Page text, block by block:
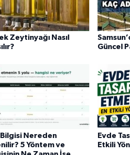
Zeytinyağı Nasıl
Güncel
Bilgisi Nereden
5 Yöntem ve
Evde
Etkili